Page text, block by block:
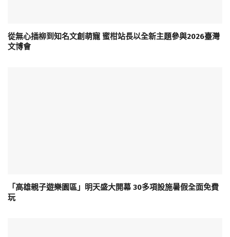
從無心插柳到知名文創萌寵 蜜柑站長以全新主題參與2026臺灣
文博會
「高雄親子遊樂園區」明天盛大開幕 30多項設施暑假全面免費
玩